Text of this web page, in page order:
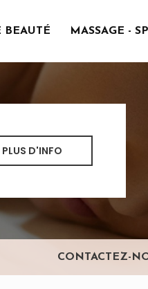
BEAUTÉ MASSAGE -
PLUS D'INFO
CONTACTEZ-